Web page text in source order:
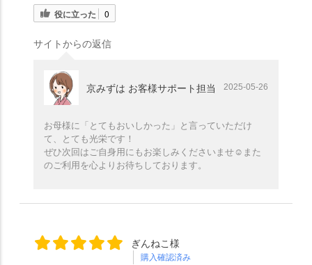
役に立った 0
サイトからの返信
京みずは お客様サポート担当 2025-05-26
お母様に「とてもおいしかった」と言っていただけ
て、とても光栄です！
ぜひ次回はご自身用にもお楽しみくださいませ☺️また
のご利用を心よりお待ちしております。
ぎんねこ様
購入確認済み